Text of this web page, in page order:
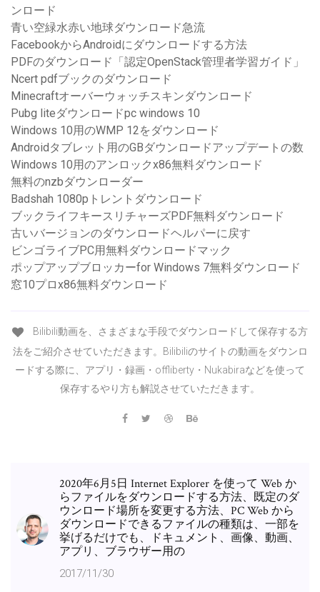
ンロード
青い空緑水赤い地球ダウンロード急流
FacebookからAndroidにダウンロードする方法
PDFのダウンロード「認定OpenStack管理者学習ガイド」
Ncert pdfブックのダウンロード
Minecraftオーバーウォッチスキンダウンロード
Pubg liteダウンロードpc windows 10
Windows 10用のWMP 12をダウンロード
Androidタブレット用のGBダウンロードアップデートの数
Windows 10用のアンロックx86無料ダウンロード
無料のnzbダウンローダー
Badshah 1080pトレントダウンロード
ブックライフキースリチャーズPDF無料ダウンロード
古いバージョンのダウンロードヘルパーに戻す
ビンゴライブPC用無料ダウンロードマック
ポップアップブロッカーfor Windows 7無料ダウンロード
窓10プロx86無料ダウンロード
Bilibili動画を、さまざまな手段でダウンロードして保存する方
法をご紹介させていただきます。Bilibiliのサイトの動画をダウンロ
ードする際に、アプリ・録画・offliberty・Nukabiraなどを使って
保存するやり方も解説させていただきます。
2020年6月5日 Internet Explorer を使って Web か
らファイルをダウンロードする方法、既定のダ
ウンロード場所を変更する方法、PC Web から
ダウンロードできるファイルの種類は、一部を
挙げるだけでも、ドキュメント、画像、動画、
アプリ、ブラウザー用の
2017/11/30